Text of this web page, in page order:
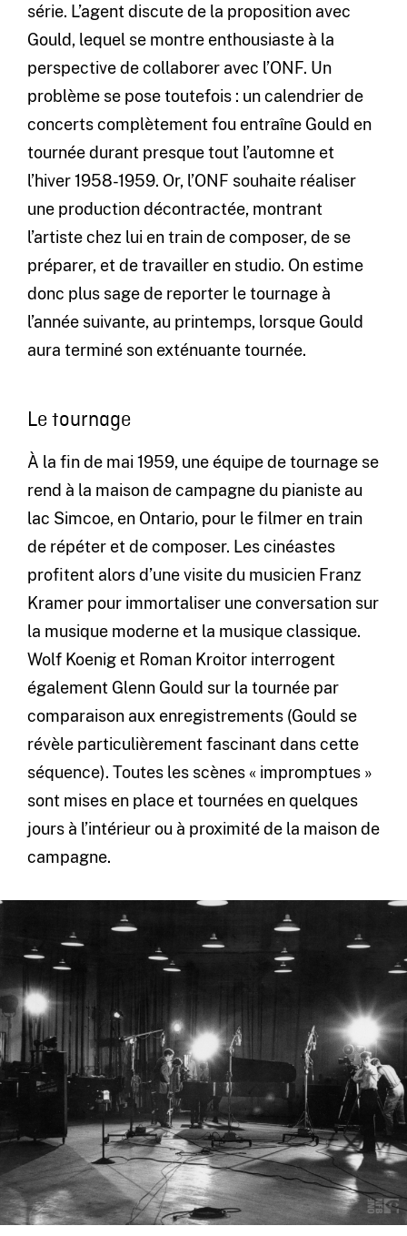
série. L’agent discute de la proposition avec
Gould, lequel se montre enthousiaste à la
perspective de collaborer avec l’ONF. Un
problème se pose toutefois : un calendrier de
concerts complètement fou entraîne Gould en
tournée durant presque tout l’automne et
l’hiver 1958-1959. Or, l’ONF souhaite réaliser
une production décontractée, montrant
l’artiste chez lui en train de composer, de se
préparer, et de travailler en studio. On estime
donc plus sage de reporter le tournage à
l’année suivante, au printemps, lorsque Gould
aura terminé son exténuante tournée.
Le tournage
À la fin de mai 1959, une équipe de tournage se
rend à la maison de campagne du pianiste au
lac Simcoe, en Ontario, pour le filmer en train
de répéter et de composer. Les cinéastes
profitent alors d’une visite du musicien Franz
Kramer pour immortaliser une conversation sur
la musique moderne et la musique classique.
Wolf Koenig et Roman Kroitor interrogent
également Glenn Gould sur la tournée par
comparaison aux enregistrements (Gould se
révèle particulièrement fascinant dans cette
séquence). Toutes les scènes « impromptues »
sont mises en place et tournées en quelques
jours à l’intérieur ou à proximité de la maison de
campagne.